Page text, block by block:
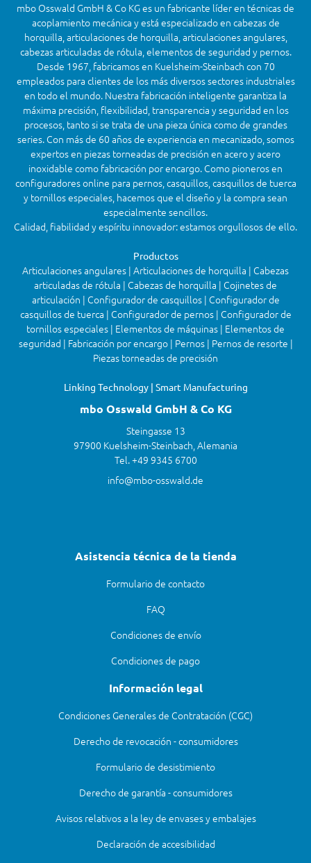
mbo Osswald GmbH & Co KG es un fabricante líder en técnicas de
acoplamiento mecánica y está especializado en cabezas de
horquilla, articulaciones de horquilla, articulaciones angulares,
cabezas articuladas de rótula, elementos de seguridad y pernos.
Desde 1967, fabricamos en Kuelsheim-Steinbach con 70
empleados para clientes de los más diversos sectores industriales
en todo el mundo. Nuestra fabricación inteligente garantiza la
máxima precisión, flexibilidad, transparencia y seguridad en los
procesos, tanto si se trata de una pieza única como de grandes
series. Con más de 60 años de experiencia en mecanizado, somos
expertos en piezas torneadas de precisión en acero y acero
inoxidable como fabricación por encargo. Como pioneros en
configuradores online para pernos, casquillos, casquillos de tuerca
y tornillos especiales, hacemos que el diseño y la compra sean
especialmente sencillos.
Calidad, fiabilidad y espíritu innovador: estamos orgullosos de ello.
Productos
Articulaciones angulares | Articulaciones de horquilla | Cabezas
articuladas de rótula | Cabezas de horquilla | Cojinetes de
articulación | Configurador de casquillos | Configurador de
casquillos de tuerca | Configurador de pernos | Configurador de
tornillos especiales | Elementos de máquinas | Elementos de
seguridad | Fabricación por encargo | Pernos | Pernos de resorte |
Piezas torneadas de precisión
Linking Technology | Smart Manufacturing
mbo Osswald GmbH & Co KG
Steingasse 13
97900 Kuelsheim-Steinbach, Alemania
Tel. +49 9345 6700
info@mbo-osswald.de
Asistencia técnica de la tienda
Formulario de contacto
FAQ
Condiciones de envío
Condiciones de pago
Información legal
Condiciones Generales de Contratación (CGC)
Derecho de revocación - consumidores
Formulario de desistimiento
Derecho de garantía - consumidores
Avisos relativos a la ley de envases y embalajes
Declaración de accesibilidad